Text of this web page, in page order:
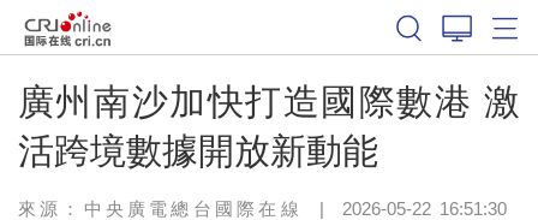
廣州南沙加快打造國際數港 激
活跨境數據開放新動能
來源：中央廣電總台國際在線 | 2026-05-22 16:51:30